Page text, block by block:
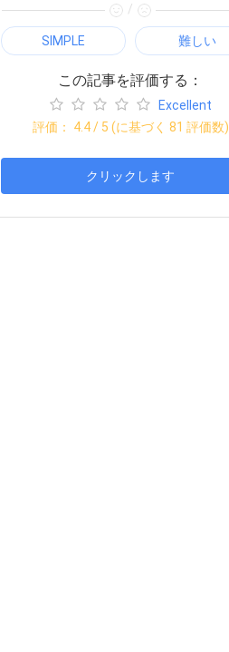
/
SIMPLE 難しい
この記事を評価する：
Excellent
評価： 4.4/ 5 (に基づく 81 評価数)
クリックします